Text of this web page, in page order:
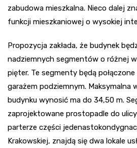
zabudowa mieszkalna. Nieco dalej
funkcji mieszkaniowej o wysokiej
Propozycja zakłada, że budynek
nadziemnych segmentów o różnej
pięter. Te segmenty będą
garażem podziemnym. Maksymalna
budynku wynosić ma do 34,50 m.
zaprojektowane prostopadle do
parterze części
Krakowskiej, znajdą się dwa lokale